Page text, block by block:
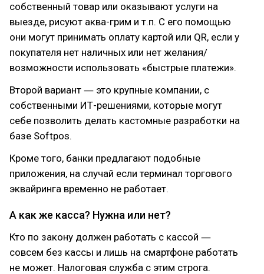
собственный товар или оказывают услуги на
выезде, рисуют аква-грим и т.п. С его помощью
они могут принимать оплату картой или QR, если у
покупателя нет наличных или нет желания/
возможности использовать «быстрые платежи».
Второй вариант ― это крупные компании, с
собственными ИТ-решениями, которые могут
себе позволить делать кастомные разработки на
базе Softpos.
Кроме того, банки предлагают подобные
приложения, на случай если терминал торгового
эквайринга временно не работает.
А как же касса? Нужна или нет?
Кто по закону должен работать с кассой ―
совсем без кассы и лишь на смартфоне работать
не может. Налоговая служба с этим строга.